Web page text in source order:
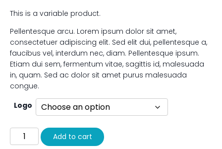
$35.00
through
This is a variable product.
Pellentesque arcu. Lorem ipsum dolor sit amet,
consectetuer adipiscing elit. Sed elit dui, pellentesque a,
faucibus vel, interdum nec, diam. Pellentesque ipsum.
Etiam dui sem, fermentum vitae, sagittis id, malesuada
in, quam. Sed ac dolor sit amet purus malesuada
congue.
Logo
Futre
IO
Add to cart